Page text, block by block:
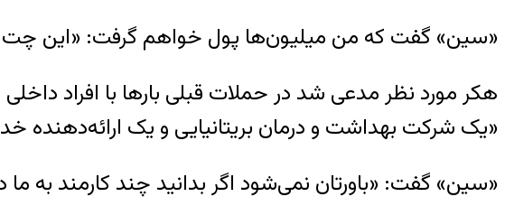
«سین» گفت که من میلیون‌ها پول خواهم گرفت: «این چت
هکر مورد نظر مدعی شد در حملات قبلی بارها با افراد
«یک شرکت بهداشت و درمان بریتانیایی و یک ارائه‌دهنده
«سین» گفت: «باورتان نمی‌شود اگر بدانید چند کارمند به